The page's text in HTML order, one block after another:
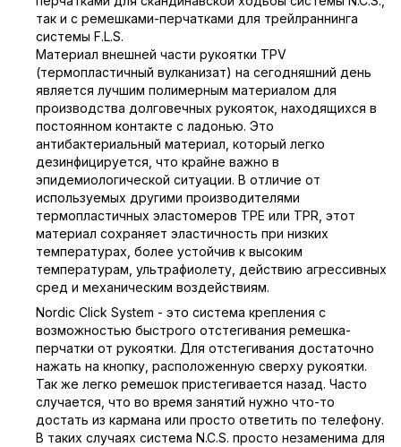
так и с ремешками-перчатками для трейлраннинга
системы F.L.S.
Материал внешней части рукоятки TPV
(термопластичный вулканизат) на сегодняшний день
является лучшим полимерным материалом для
производства долговечных рукояток, находящихся в
постоянном контакте с ладонью. Это
антибактериальный материал, который легко
дезинфицируется, что крайне важно в
эпидемиологической ситуации. В отличие от
используемых другими производителями
термопластичных эластомеров TPE или TPR, этот
материал сохраняет эластичность при низких
температурах, более устойчив к высоким
температурам, ультрафиолету, действию агрессивных
сред и механическим воздействиям.
Nordic Click System - это система крепления с
возможностью быстрого отстегивания ремешка-
перчатки от рукоятки. Для отстегивания достаточно
нажать на кнопку, расположенную сверху рукоятки.
Так же легко ремешок пристегивается назад. Часто
случается, что во время занятий нужно что-то
достать из кармана или просто ответить по телефону.
В таких случаях система N.C.S. просто незаменима для